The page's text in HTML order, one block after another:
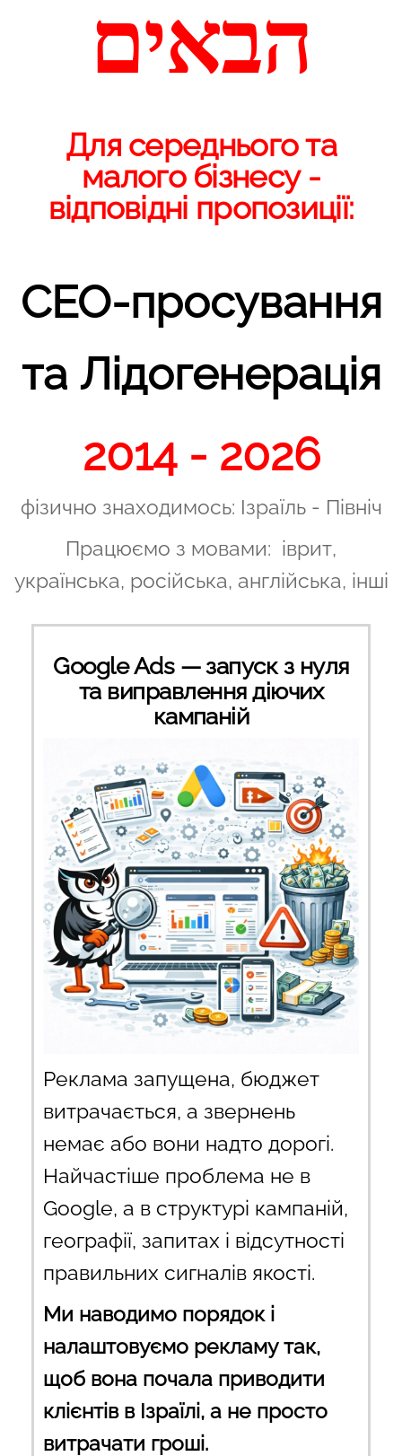
הבאים
Для середнього та
малого бізнесу -
відповідні пропозиції:
СЕО-просування
та Лідогенерація
2014 - 2026
фізично знаходимось: Ізраїль - Північ
Працюємо з мовами: іврит,
українська, російська, англійська, інші
Google Ads — запуск з нуля
та виправлення діючих
кампаній
Реклама запущена, бюджет
витрачається, а звернень
немає або вони надто дорогі.
Найчастіше проблема не в
Google, а в структурі кампаній,
географії, запитах і відсутності
правильних сигналів якості.
Ми наводимо порядок і
налаштовуємо рекламу так,
щоб вона почала приводити
клієнтів в Ізраїлі, а не просто
витрачати гроші.